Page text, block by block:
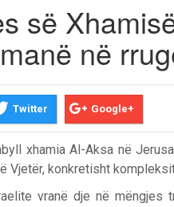
së
në
Twitter Google+
xhamia Al-Aksa në
Vjetër, konkretisht
vranë dje në